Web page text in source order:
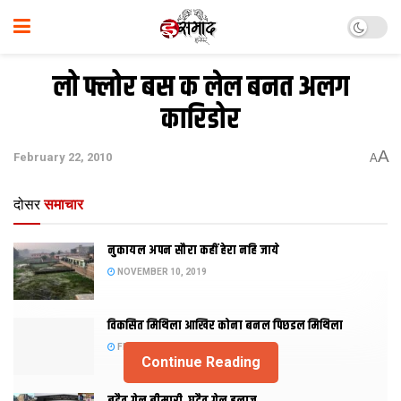
लो फ्लोर बस क लेल बनत अलग
कारिडोर
February 22, 2010 AA
दोसर समाचार
नुकायल अपन सौरा कहीं हेरा नहि जाये
NOVEMBER 10, 2019
विकसित मिथिला आखिर कोना बनल पिछडल मिथिला
FEBRUARY 23, 2019
Continue Reading